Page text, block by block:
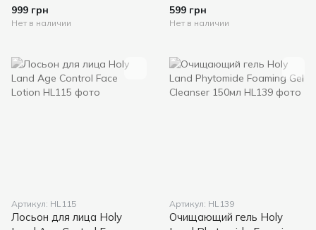
Ginseng & Carrot Lotion
(150мл)
999 грн
Нет в наличии
Mask (30мл)
599 грн
Нет в наличии
Артикул: HL115
Лосьон для лица Holy
Артикул: HL139
Очищающий гель Holy